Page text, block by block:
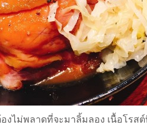
องไม่พลาดที่จะมาลิ้มลอง เนื้อโรส